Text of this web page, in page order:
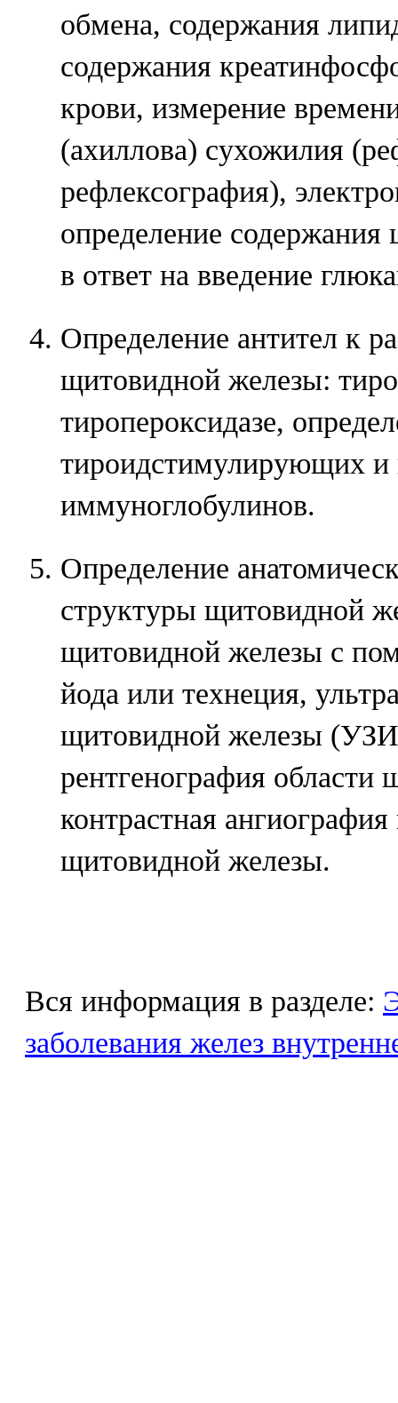
обмена, содержания
содержания
крови, измерение
(ахиллова) сухожилия
рефлексография),
определение
в ответ на введение
Определение антител к
щитовидной железы:
тиропероксидазе,
тироидстимулирующих
иммуноглобулинов.
Определение
структуры щитовидной
щитовидной железы с
йода или технеция,
щитовидной железы
рентгенография
контрастная
щитовидной железы.
Вся информация в разделе:
заболевания желез